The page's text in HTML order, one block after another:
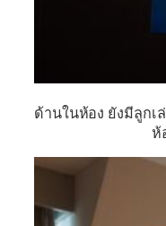
ด้านในห้อง ยังมีลูกเ
ห้